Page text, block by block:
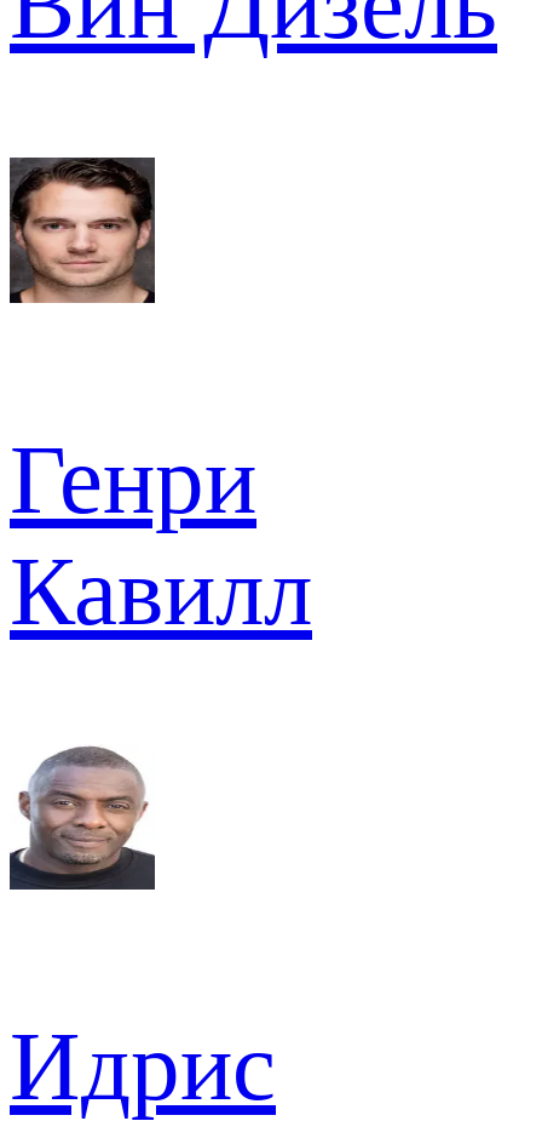
Генри
Кавилл
Идрис